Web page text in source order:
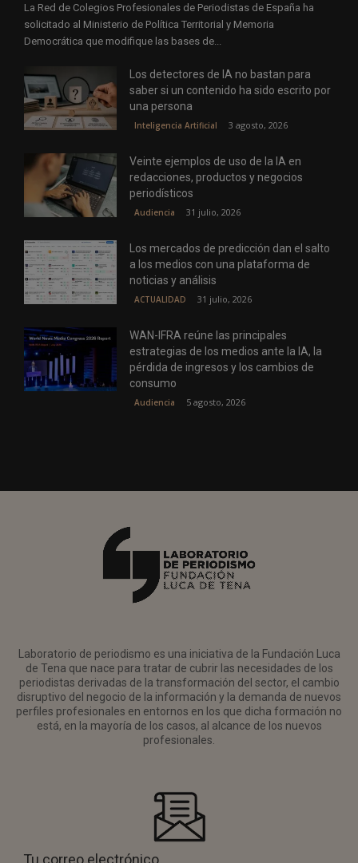
La Red de Colegios Profesionales de Periodistas de España ha
solicitado al Ministerio de Política Territorial y Memoria
Democrática que modifique las bases de...
Los detectores de IA no bastan para
saber si un contenido ha sido escrito por
una persona
Inteligencia Artificial 3 agosto, 2026
Veinte ejemplos de uso de la IA en
redacciones, productos y negocios
periodísticos
Audiencia 31 julio, 2026
Los mercados de predicción dan el salto
a los medios con una plataforma de
noticias y análisis
ACTUALIDAD 31 julio, 2026
WAN-IFRA reúne las principales
estrategias de los medios ante la IA, la
pérdida de ingresos y los cambios de
consumo
Audiencia 5 agosto, 2026
Laboratorio de periodismo es una iniciativa de la Fundación Luca
de Tena que nace para tratar de cubrir las necesidades de los
periodistas derivadas de la transformación del sector, el cambio
disruptivo del negocio de la información y la demanda de nuevos
perfiles profesionales en entornos en los que dicha formación no
está, en la mayoría de los casos, al alcance de los nuevos
profesionales.